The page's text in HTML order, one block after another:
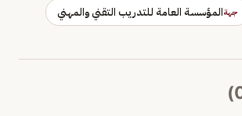
جهةالمؤسسة العامة للتدريب التقني والمهني
)